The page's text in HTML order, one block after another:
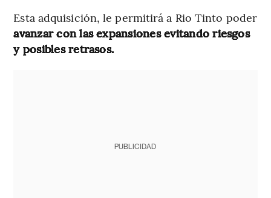
Esta adquisición, le permitirá a Rio Tinto poder
avanzar con las expansiones evitando riesgos
y posibles retrasos.
PUBLICIDAD